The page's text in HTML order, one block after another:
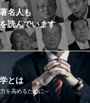
名人も
読んでいます
とは
を高めるために～